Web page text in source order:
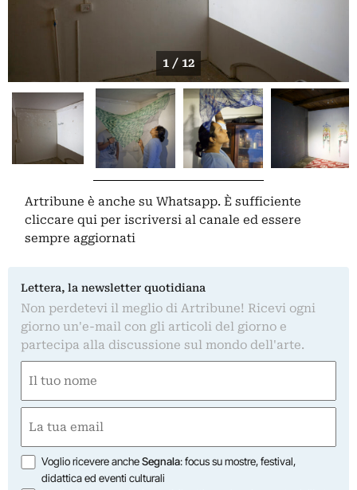
1 / 12
Artribune è anche su Whatsapp. È sufficiente
cliccare qui per iscriversi al canale ed essere
sempre aggiornati
Lettera, la newsletter quotidiana
Non perdetevi il meglio di Artribune! Ricevi ogni
giorno un'e-mail con gli articoli del giorno e
partecipa alla discussione sul mondo dell'arte.
(Required)
First
(Required)
Opzioni
Voglio ricevere ancheSegnala: focus su mostre, festival,
didattica ed eventi culturali